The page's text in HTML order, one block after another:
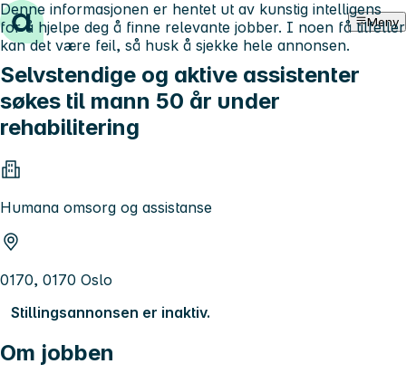
Hopp til innhold Meny
Selvstendige og aktive assistenter
søkes til mann 50 år under
rehabilitering
Humana omsorg og assistanse
0170, 0170 Oslo
Stillingsannonsen er inaktiv.
Om jobben
Denne informasjonen er hentet ut av kunstig intelligens
for å hjelpe deg å finne relevante jobber. I noen få tilfeller
kan det være feil, så husk å sjekke hele annonsen.